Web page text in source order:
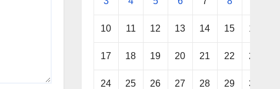
10 11 12 13 14 15 16
17 18 19 20 21 22 23
24 25 26 27 28 29 30